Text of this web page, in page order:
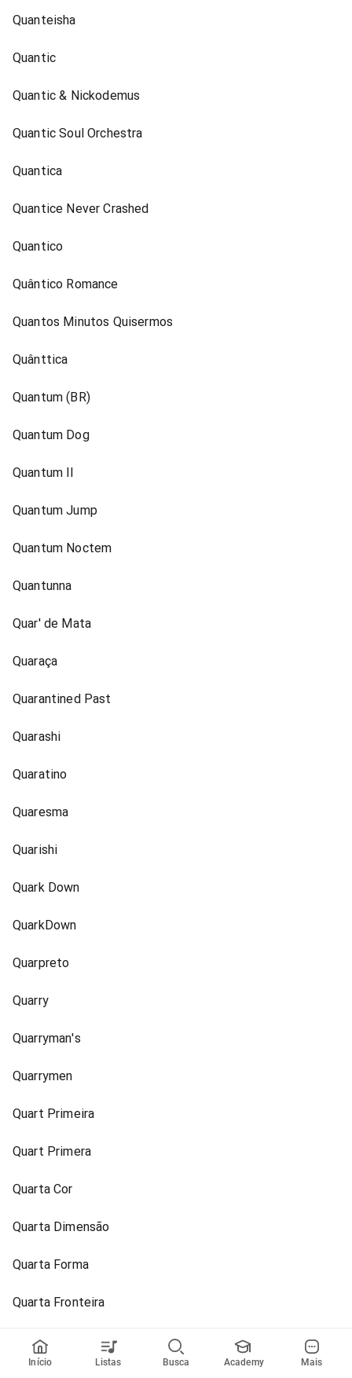
Início Listas Busca Academy Mais
Quanteisha
Quantic
Quantic & Nickodemus
Quantic Soul Orchestra
Quantica
Quantice Never Crashed
Quantico
Quântico Romance
Quantos Minutos Quisermos
Quânttica
Quantum (BR)
Quantum Dog
Quantum II
Quantum Jump
Quantum Noctem
Quantunna
Quar' de Mata
Quaraça
Quarantined Past
Quarashi
Quaratino
Quaresma
Quarishi
Quark Down
QuarkDown
Quarpreto
Quarry
Quarryman's
Quarrymen
Quart Primeira
Quart Primera
Quarta Cor
Quarta Dimensão
Quarta Forma
Quarta Fronteira
Quarta Parada